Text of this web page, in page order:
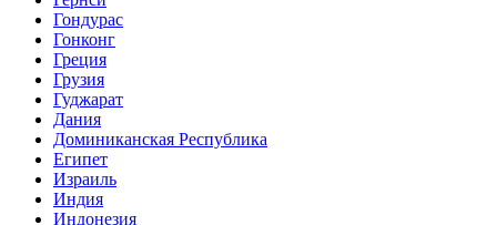
Гондурас
Гонконг
Греция
Грузия
Гуджарат
Дания
Доминиканская Республика
Египет
Израиль
Индия
Индонезия